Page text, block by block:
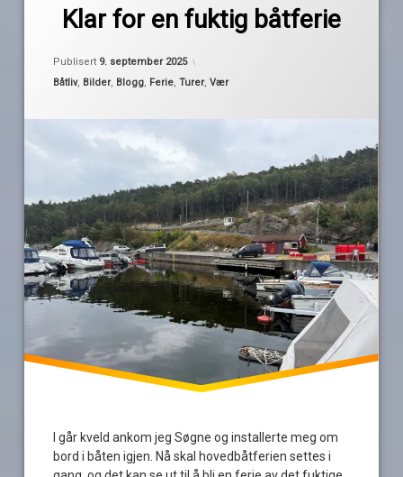
Klar for en fuktig båtferie
Publisert 9. september 2025
Kategorier:
Båtliv, Bilder, Blogg, Ferie,Turer,Vær
I går kveld ankom jeg Søgne og installerte meg om
bord i båten igjen. Nå skal hovedbåtferien settes i
båtferie
flekkefjord
Hidra
regnvær
turer
ut
på
tur
aldri